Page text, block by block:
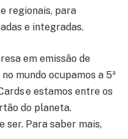
regionais, para
e integradas.
em emissão de
mundo ocupamos a 5ª
e estamos entre os
do planeta.
ser. Para saber mais,